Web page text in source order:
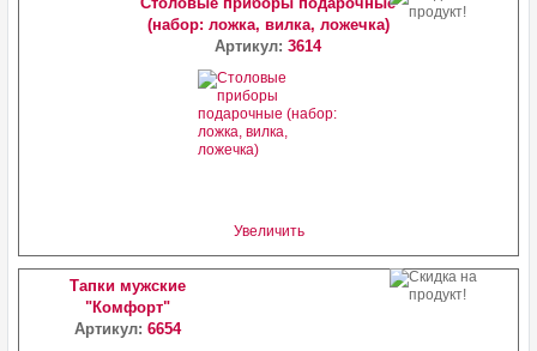
(набор: ложка, вилка, ложечка)
Артикул:3614
Увеличить
Тапки мужские
"Комфорт"
Артикул:6654